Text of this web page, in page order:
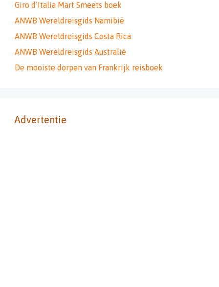
Giro d’Italia Mart Smeets boek
ANWB Wereldreisgids Namibië
ANWB Wereldreisgids Costa Rica
ANWB Wereldreisgids Australië
De mooiste dorpen van Frankrijk reisboek
Advertentie